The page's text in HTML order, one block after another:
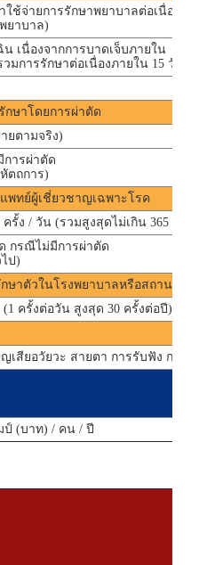
ช้จ่ายการรักษาพยาบาลต่อเนื่อง
ยาบาล)
เนื่องจากการบาดเจ็บภายใน
มการรักษาต่อเนื่องภายใน 15 วัน
กษาโดยการผ่าตัด
ยตามจริง)
ารผ่าตัด
ตถการ)
พทย์ผู้เชี่ยวชาญเฉพาะโรค
ง / วัน (รวมสูงสุดไม่เกิน 365 วัน)
กรณีไม่มีการผ่าตัด
ป)
ษาตัวในโรงพยาบาลหรือสถานพย
ครั้งต่อวัน สูงสุด 30 ครั้งต่อปี)
เสียอวัยวะ สายตา การรับฟัง กา
ป์ (บาท) / คน / ปี